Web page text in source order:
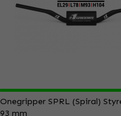
Onegripper SPRL (Spiral)
93 mm